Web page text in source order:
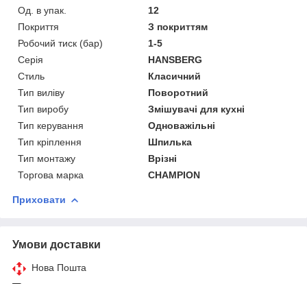
Од. в упак.
12
Покриття
З покриттям
Робочий тиск (бар)
1-5
Серія
HANSBERG
Стиль
Класичний
Тип виліву
Поворотний
Тип виробу
Змішувачі для кухні
Тип керування
Одноважільні
Тип кріплення
Шпилька
Тип монтажу
Врізні
Торгова марка
CHAMPION
Приховати
Умови доставки
Нова Пошта